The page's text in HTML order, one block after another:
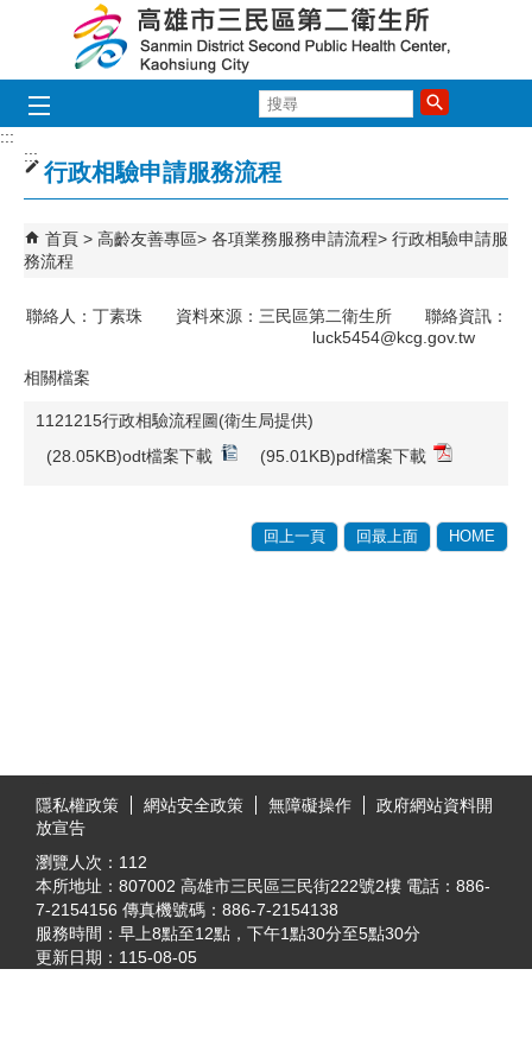
跳到主要內容區塊
尋
:::
:::
行政相驗申請服務流程
首頁 高齡友善專區 各項業務服務申請流程
行政相驗申請服
務流程
聯絡人：丁素珠 資料來源：三民區第二衛生所 聯絡資訊：
luck5454@kcg.gov.tw
相關檔案
1121215行政相驗流程圖(衛生局提供)
(28.05KB)odt檔案下載
(95.01KB)pdf檔案下載
回上一頁 回最上面 HOME
隱私權政策
網站安全政策 無障礙操作
政府網站資料開
放宣告
瀏覽人次： 112
本所地址：807002 高雄市三民區三民街222號2樓 電話：886-
7-2154156 傳真機號碼：886-7-2154138
服務時間：早上8點至12點，下午1點30分至5點30分
更新日期： 115-08-05